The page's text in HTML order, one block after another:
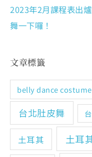
2023年2月課程表出
舞一下囉！
文章標籤
belly dance costume
台北肚皮舞
土耳其 土耳